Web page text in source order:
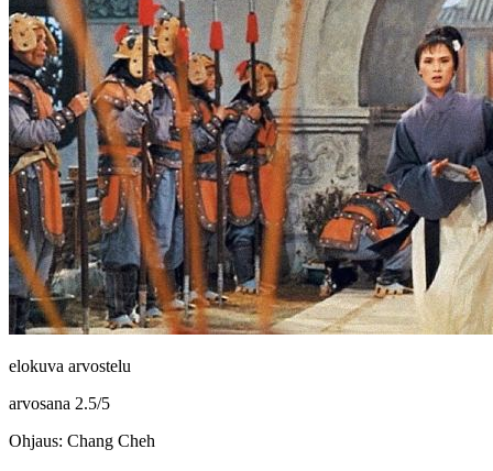
elokuva arvostelu
arvosana 2.5/5
Ohjaus: Chang Cheh